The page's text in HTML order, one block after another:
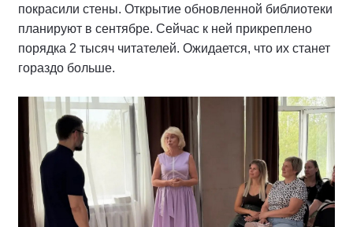
покрасили стены. Открытие обновленной библиотеки
планируют в сентябре. Сейчас к ней прикреплено
порядка 2 тысяч читателей. Ожидается, что их станет
гораздо больше.